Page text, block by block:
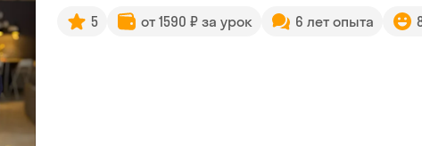
5 от 1590 ₽ за урок 6 лет опыта